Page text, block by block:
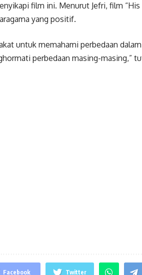
film ini. Menurut Jefri, film
yang positif.
untuk memahami perbedaan dalam
perbedaan masing-masing,”
Facebook Twitter